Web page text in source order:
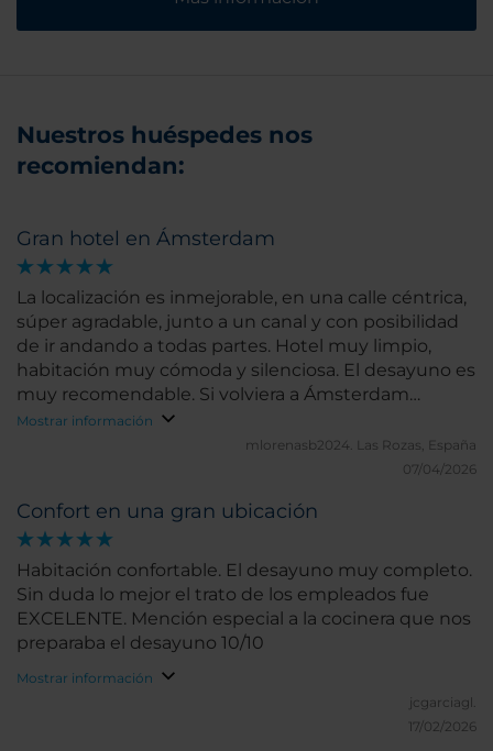
Nuestros huéspedes nos
recomiendan:
Gran hotel en Ámsterdam
La localización es inmejorable, en una calle céntrica,
súper agradable, junto a un canal y con posibilidad
de ir andando a todas partes. Hotel muy limpio,
habitación muy cómoda y silenciosa. El desayuno es
muy recomendable. Si volviera a Ámsterdam
elegiría este mismo hotel otra vez
Mostrar información
mlorenasb2024.
Las Rozas, España
07/04/2026
Confort en una gran ubicación
Habitación confortable. El desayuno muy completo.
Sin duda lo mejor el trato de los empleados fue
EXCELENTE. Mención especial a la cocinera que nos
preparaba el desayuno 10/10
Mostrar información
jcgarciagl.
17/02/2026